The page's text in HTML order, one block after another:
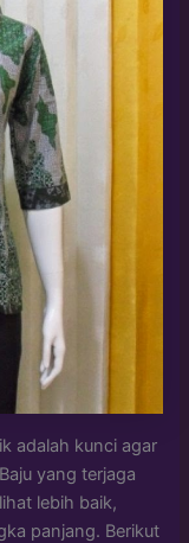
adalah kunci agar
yang terjaga
lebih baik,
panjang. Berikut